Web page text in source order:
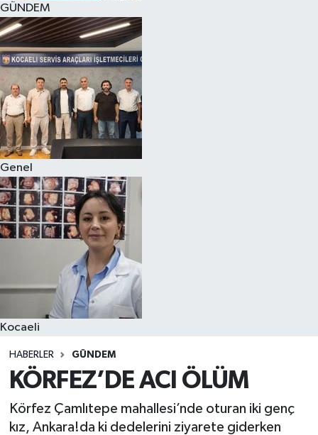
GÜNDEM
Genel
Kocaeli
HABERLER GÜNDEM
KÖRFEZ’DE ACI ÖLÜM
Körfez Çamlıtepe mahallesi’nde oturan iki genç
kız, Ankara!da ki dedelerini ziyarete giderken
Haber Arşivi